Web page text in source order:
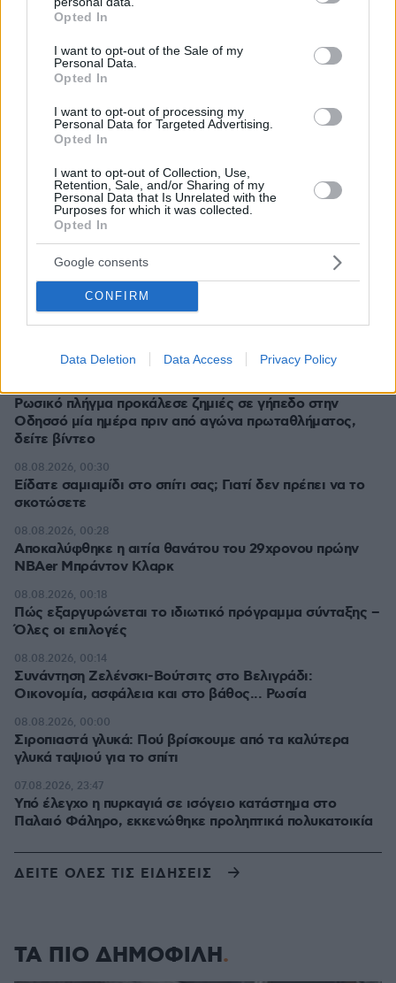
grant or deny consent to Google and its third-party tags to
use your data for below specified purposes in below Google
consent section.
Opted In
I want to opt-out of the Sale of my
Personal Data.
Opted In
I want to opt-out of processing my
Personal Data for Targeted Advertising.
Opted In
I want to opt-out of Collection, Use,
Retention, Sale, and/or Sharing of my
Personal Data that Is Unrelated with the
Purposes for which it was collected.
Opted In
Google consents
CONFIRM
Data Deletion Data Access Privacy Policy
* Υποχρεωτικά πεδία
ΡΟΗ ΕΙΔΗΣΕΩΝ
Ειδήσεις
Αποκαλύψεις Telegraph για τον Ινφαντίνο: Η εξαψήφια
αποζημίωση σε πρώην εργαζόμενη της UEFA και η
φερόμενη σχέση τους
πριν 26 λεπτά
Ρωσία για το drone με εκρηκτικά σε γερμανικό
αεροδρόμιο: «Βιαστικά στημένη προβοκάτσια»
πριν μία ώρα
θρεπτικές επιλογές για κάθε μέρα
08.08.2026, 01:00
Ρωσικό πλήγμα προκάλεσε ζημιές σε γήπεδο στην
Οδησσό μία ημέρα πριν από αγώνα πρωταθλήματος,
δείτε βίντεο
Είδατε σαμιαμίδι στο σπίτι σας; Γιατί δεν πρέπει να το
σκοτώσετε
08.08.2026, 00:30
Αποκαλύφθηκε η αιτία θανάτου του 29χρονου πρώην
NBAer Μπράντον Κλαρκ
08.08.2026, 00:28
Πώς εξαργυρώνεται το ιδιωτικό πρόγραμμα σύνταξης –
Όλες οι επιλογές
08.08.2026, 00:18
Συνάντηση Ζελένσκι-Βούτσιτς στο Βελιγράδι:
Οικονομία, ασφάλεια και στο βάθος... Ρωσία
08.08.2026, 00:14
Σιροπιαστά γλυκά: Πού βρίσκουμε από τα καλύτερα
γλυκά ταψιού για το σπίτι
08.08.2026, 00:00
Υπό έλεγχο η πυρκαγιά σε ισόγειο κατάστημα στο
Παλαιό Φάληρο, εκκενώθηκε προληπτικά πολυκατοικία
07.08.2026, 23:47
ΔΕΙΤΕ ΟΛΕΣ ΤΙΣ ΕΙΔΗΣΕΙΣ
ΤΑ ΠΙΟ ΔΗΜΟΦΙΛΗ